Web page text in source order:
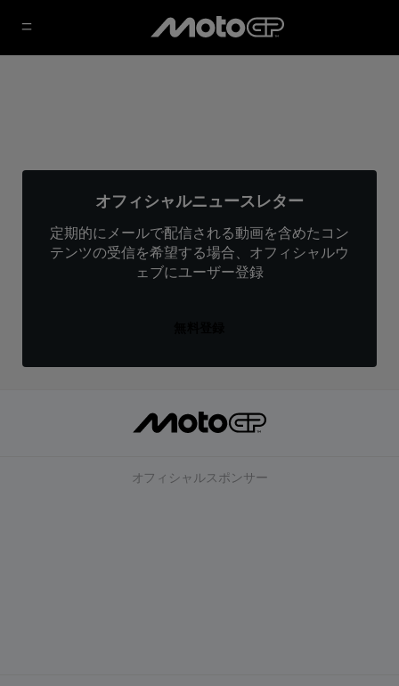
オフィシャルニュースレター
定期的にメールで配信される動画を含めたコン
テンツの受信を希望する場合、オフィシャルウ
ェブにユーザー登録
オフィシャルスポンサー